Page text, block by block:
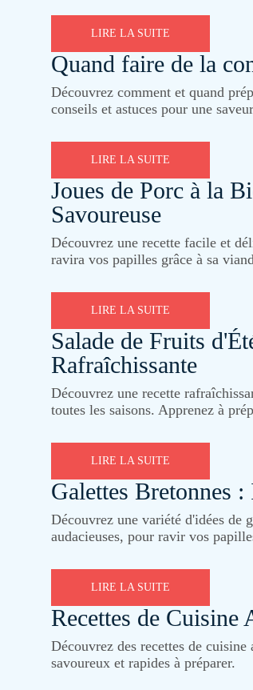
LIRE LA SUITE
Quand faire de la
Découvrez comment et quand
conseils et astuces pour une
LIRE LA SUITE
Joues de Porc à la
Savoureuse
Découvrez une recette facile et
ravira vos papilles grâce à sa
LIRE LA SUITE
Salade de Fruits
Rafraîchissante
Découvrez une recette
toutes les saisons. Apprenez à
LIRE LA SUITE
Galettes Bretonnes
Découvrez une variété d'idées de
audacieuses, pour ravir vos
LIRE LA SUITE
Recettes de Cuisine
Découvrez des recettes de
savoureux et rapides à préparer.